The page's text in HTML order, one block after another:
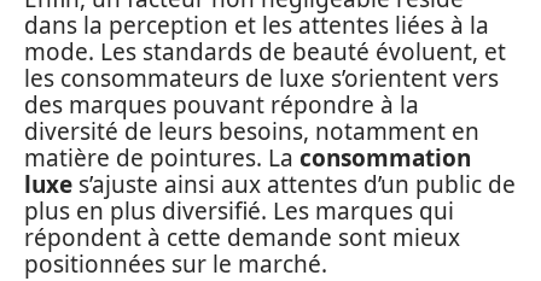
dans la perception et les attentes liées à la
mode. Les standards de beauté évoluent, et
les consommateurs de luxe s’orientent vers
des marques pouvant répondre à la
diversité de leurs besoins, notamment en
matière de pointures. La consommation
luxe s’ajuste ainsi aux attentes d’un public de
plus en plus diversifié. Les marques qui
répondent à cette demande sont mieux
positionnées sur le marché.